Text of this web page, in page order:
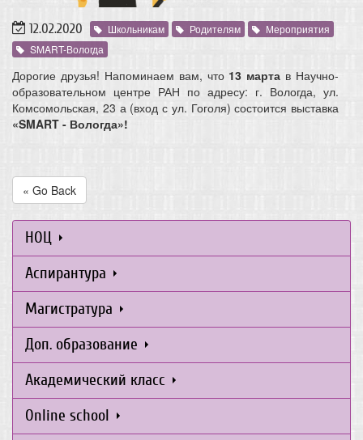
12.02.2020 Школьникам Родителям
Мероприятия
SMART-Вологда
Дорогие друзья! Напоминаем вам, что 13 марта в Научно-
образовательном центре РАН по адресу: г. Вологда, ул.
Комсомольская, 23 а (вход с ул. Гоголя) состоится выставка
«SMART - Вологда»!
« Go Back
НОЦ
Аспирантура
Магистратура
Доп. образование
Академический класс
Online school